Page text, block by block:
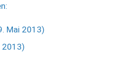
Mai 2013)
2013)